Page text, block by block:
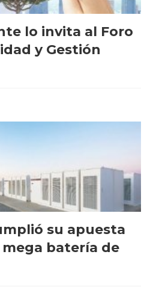
lo invita al Foro
y Gestión
su apuesta
batería de